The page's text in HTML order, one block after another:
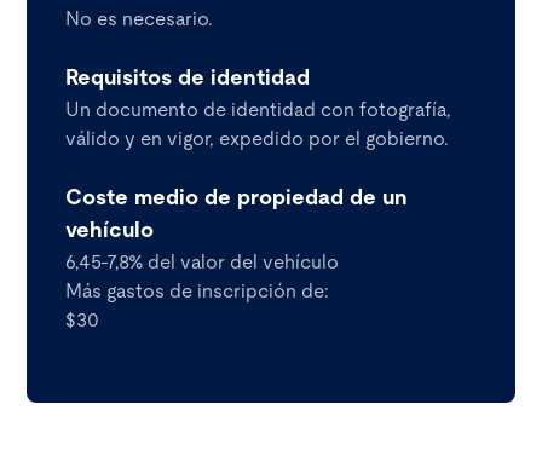
No es necesario.
Requisitos de identidad
Un documento de identidad con fotografía,
válido y en vigor, expedido por el gobierno.
Coste medio de propiedad de un
vehículo
6,45-7,8% del valor del vehículo
Más gastos de inscripción de:
$30